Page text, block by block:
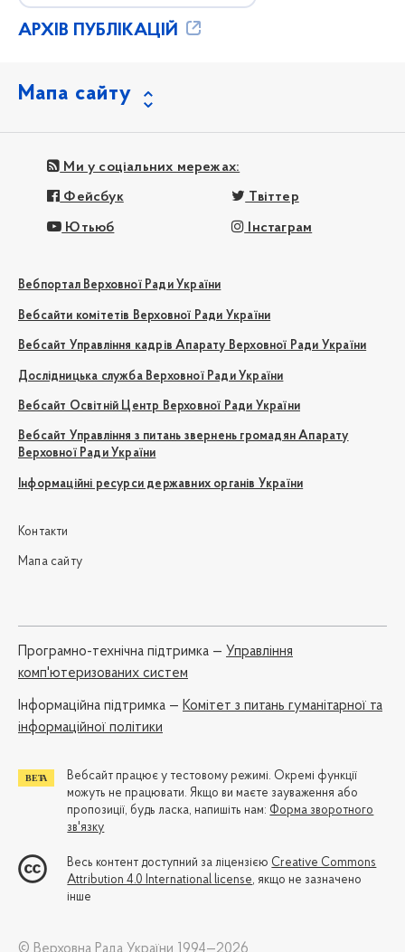
АРХІВ ПУБЛІКАЦІЙ
Мапа сайту
Ми у соціальних мережах:
Фейсбук Твіттер
Ютьюб Інстаграм
Вебпортал Верховної Ради України
Вебсайти комітетів Верховної Ради України
Вебсайт Управління кадрів Апарату Верховної Ради України
Дослідницька служба Верховної Ради України
Вебсайт Освітній Центр Верховної Ради України
Вебсайт Управління з питань звернень громадян Апарату
Верховної Ради України
Інформаційні ресурси державних органів України
Контакти
Мапа сайту
Програмно-технічна підтримка — Управління
комп'ютеризованих систем
Iнформаційна підтримка — Комітет з питань гуманітарної та
інформаційної політики
Вебсайт працює у тестовому режимі. Окремі функції
можуть не працювати. Якщо ви маєте зауваження або
пропозиції, будь ласка, напишіть нам: Форма зворотного
зв'язку
Весь контент доступний за ліцензією Creative Commons
Attribution 4.0 International license, якщо не зазначено
інше